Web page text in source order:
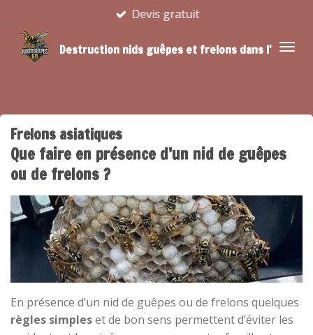
contenu
Destruction nids guêpes et frelons dans l'Oise
Devis gratuit
Frelons asiatiques
Que faire en présence d’un nid de guêpes
ou de frelons ?
En présence d’un nid de guêpes ou de frelons quelques
règles simpleset de bon sens permettent d’éviter les